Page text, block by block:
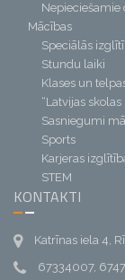
Nepieciešamie
Mācības
Speciālās
Stundu laiki
Klases un
“Latvijas skolas
Sasniegumi
Sports
Karjeras
STEM
KONTAKTI
Katrīnas iela 4,
67334007,